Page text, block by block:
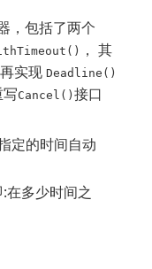
，包括了两个
， 其
实现 Deadline()
Cancel() 接口
定的时间自动
多少时间之